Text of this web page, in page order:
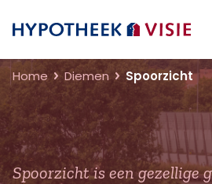
Terug naar home
Home Diemen Spoorzicht
Spoorzicht is een gezellige